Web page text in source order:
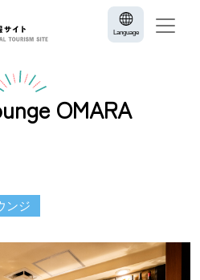
Language
OMARA
ンジ